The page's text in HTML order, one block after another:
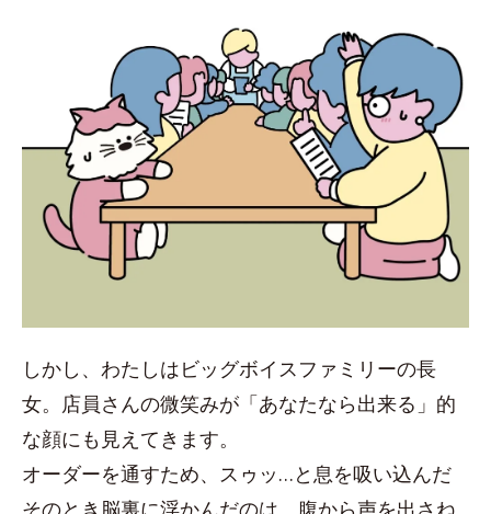
しかし、わたしはビッグボイスファミリーの長
女。店員さんの微笑みが「あなたなら出来る」的
な顔にも見えてきます。
オーダーを通すため、スゥッ…と息を吸い込んだ
そのとき脳裏に浮かんだのは、腹から声を出さね